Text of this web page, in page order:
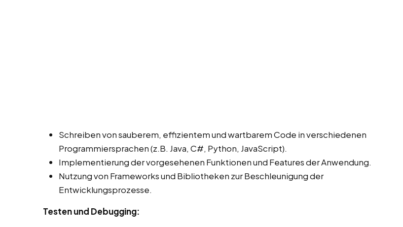
Schreiben von sauberem, effizientem und wartbarem Code in verschiedenen
Programmiersprachen (z.B. Java, C#, Python, JavaScript).
Implementierung der vorgesehenen Funktionen und Features der Anwendung.
Nutzung von Frameworks und Bibliotheken zur Beschleunigung der
Entwicklungsprozesse.
Testen und Debugging: